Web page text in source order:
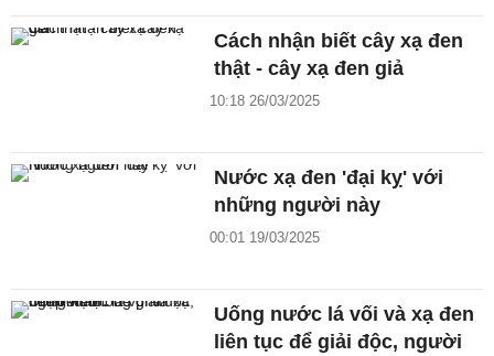
Cách nhận biết cây xạ đen
thật - cây xạ đen giả
10:18 26/03/2025
Nước xạ đen 'đại kỵ' với
những người này
00:01 19/03/2025
Uống nước lá vối và xạ đen
liên tục để giải độc, người